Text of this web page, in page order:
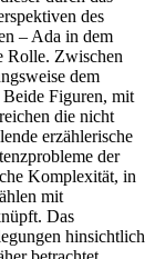
des
– Ada in dem
Rolle. Zwischen
dem
Figuren, mit
die nicht
erzählerische
der
Komplexität, in
mit
Das
hinsichtlich